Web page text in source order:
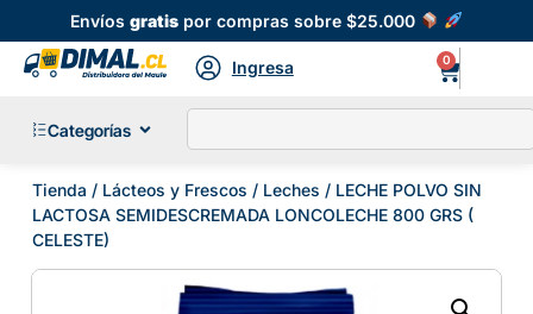
Envíosgratis por compras sobre $25.000
Ingresa 0
Categorías
Tienda / Lácteos y Frescos / Leches / LECHE POLVO SIN
LACTOSA SEMIDESCREMADA LONCOLECHE 800 GRS (
CELESTE)